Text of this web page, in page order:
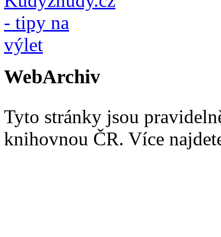
WebArchiv
Tyto stránky jsou
knihovnou ČR. Více